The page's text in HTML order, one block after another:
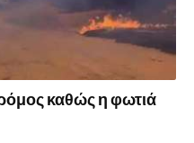
καθώς η φωτιά